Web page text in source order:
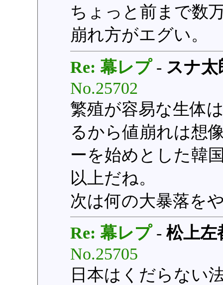
ちょっと前まで数
崩れ方がエグい。
Re: 幕レプ- スナ太
No.25702
繁殖が容易な生体
るから値崩れは想
ーを始めとした韓
以上だね。
次は何の大暴落を
Re: 幕レプ-松上左
No.25705
日本はくだらない